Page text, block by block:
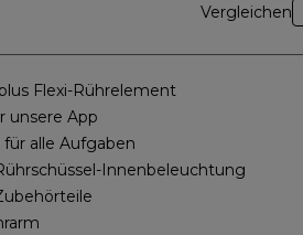
Vergleichen
Flexi-Rührelement
unsere App
alle Aufgaben
Innenbeleuchtung